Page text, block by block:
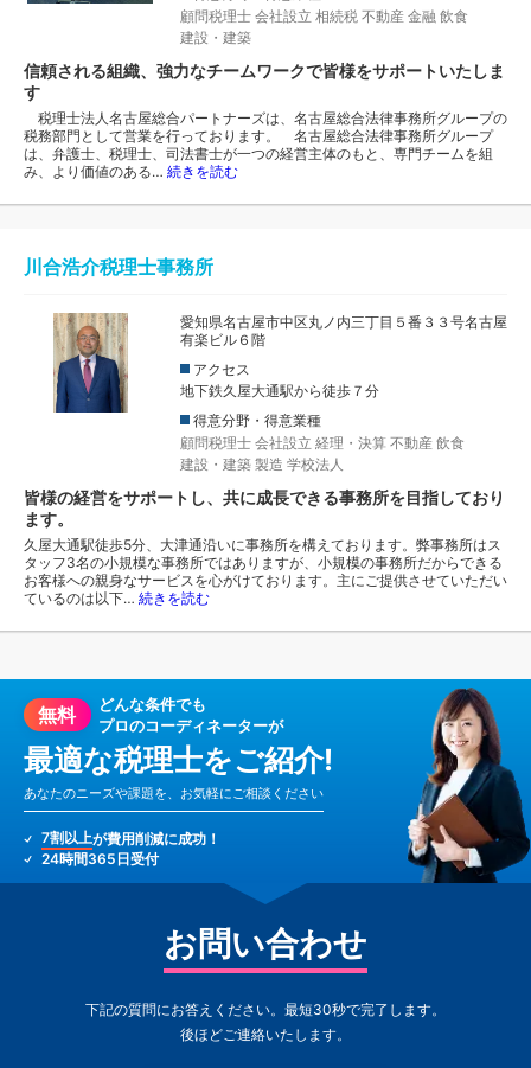
顧問税理士 会社設立 相続税 不動産 金融 飲食
建設・建築
信頼される組織、強力なチームワークで皆様をサポートいたしま
す
税理士法人名古屋総合パートナーズは、名古屋総合法律事務所グループの
税務部門として営業を行っております。 名古屋総合法律事務所グループ
は、弁護士、税理士、司法書士が一つの経営主体のもと、専門チームを組
み、より価値のある… 続きを読む
川合浩介税理士事務所
愛知県名古屋市中区丸ノ内三丁目５番３３号名古屋
有楽ビル６階
アクセス
地下鉄久屋大通駅から徒歩７分
得意分野・得意業種
顧問税理士 会社設立 経理・決算 不動産 飲食
建設・建築 製造 学校法人
皆様の経営をサポートし、共に成長できる事務所を目指しており
ます。
久屋大通駅徒歩5分、大津通沿いに事務所を構えております。弊事務所はス
タッフ3名の小規模な事務所ではありますが、小規模の事務所だからできる
お客様への親身なサービスを心がけております。主にご提供させていただい
ているのは以下… 続きを読む
無料
どんな条件でも
プロのコーディネーターが
最適な税理士をご紹介!
あなたのニーズや課題を、お気軽にご相談ください
7割以上が費用削減に成功！
24時間365日受付
お問い合わせ
下記の質問にお答えください。最短30秒で完了します。
後ほどご連絡いたします。